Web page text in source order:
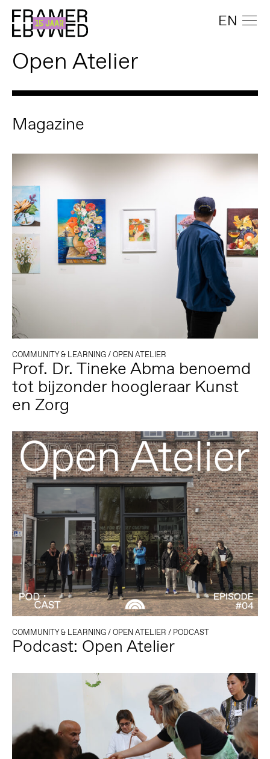
EN
Open Atelier
Magazine
COMMUNITY & LEARNING/OPEN ATELIER
Prof. Dr. Tineke Abma benoemd
tot bijzonder hoogleraar Kunst
en Zorg
COMMUNITY & LEARNING/OPEN ATELIER / PODCAST
Podcast: Open Atelier